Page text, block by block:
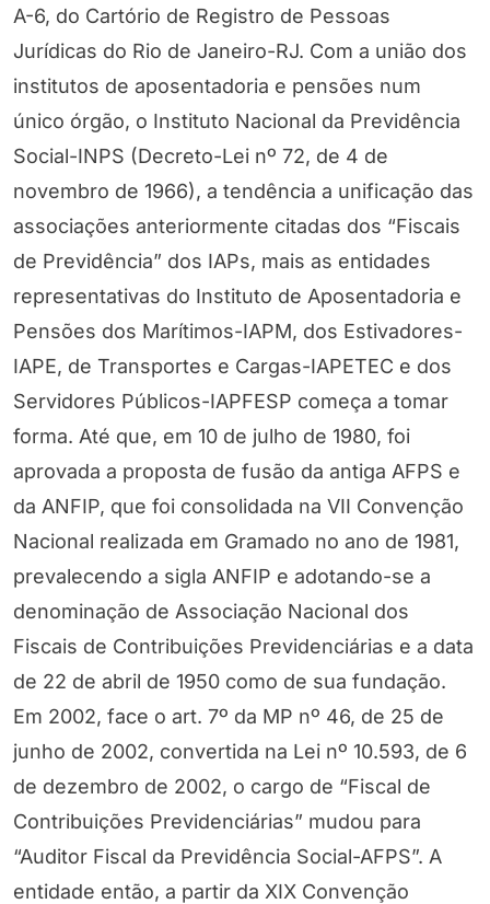
A-6, do Cartório de Registro de Pessoas
Jurídicas do Rio de Janeiro-RJ. Com a união dos
institutos de aposentadoria e pensões num
único órgão, o Instituto Nacional da Previdência
Social-INPS (Decreto-Lei nº 72, de 4 de
novembro de 1966), a tendência a unificação das
associações anteriormente citadas dos “Fiscais
de Previdência” dos IAPs, mais as entidades
representativas do Instituto de Aposentadoria e
Pensões dos Marítimos-IAPM, dos Estivadores-
IAPE, de Transportes e Cargas-IAPETEC e dos
Servidores Públicos-IAPFESP começa a tomar
forma. Até que, em 10 de julho de 1980, foi
aprovada a proposta de fusão da antiga AFPS e
da ANFIP, que foi consolidada na VII Convenção
Nacional realizada em Gramado no ano de 1981,
prevalecendo a sigla ANFIP e adotando-se a
denominação de Associação Nacional dos
Fiscais de Contribuições Previdenciárias e a data
de 22 de abril de 1950 como de sua fundação.
Em 2002, face o art. 7º da MP nº 46, de 25 de
junho de 2002, convertida na Lei nº 10.593, de 6
de dezembro de 2002, o cargo de “Fiscal de
Contribuições Previdenciárias” mudou para
“Auditor Fiscal da Previdência Social-AFPS”. A
entidade então, a partir da XIX Convenção